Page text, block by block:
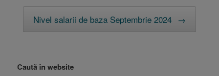
Nivel salarii de baza Septembrie 2024 →
Caută în website